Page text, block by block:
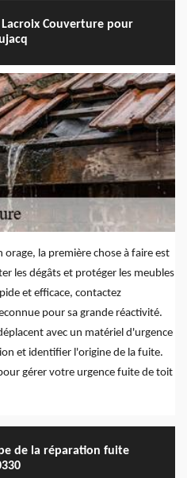
Couverture pour
la première chose à faire est
les dégâts et protéger les meubles
et efficace, contactez
pour sa grande réactivité.
avec un matériel d'urgence
et identifier l'origine de la fuite.
gérer votre urgence fuite de toit
de la réparation fuite